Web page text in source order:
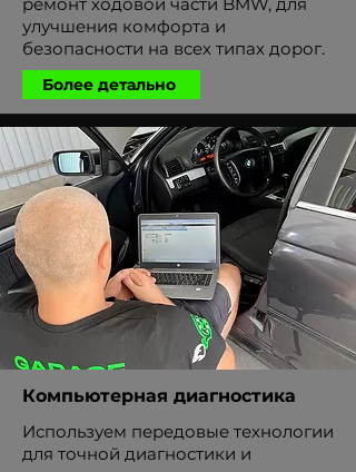
улучшения комфорта и
безопасности на всех типах дорог.
Более детально
Компьютерная диагностика
Используем передовые технологии
для точной диагностики и